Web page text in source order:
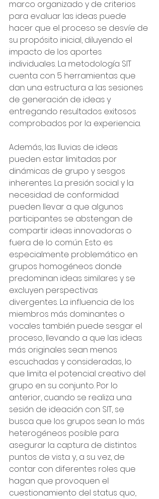
marco organizado y de criterios
para evaluar las ideas puede
hacer que el proceso se desvíe de
su propósito inicial, diluyendo el
impacto de los aportes
individuales. La metodología SIT
cuenta con 5 herramientas que
dan una estructura a las sesiones
de generación de ideas y
entregando resultados exitosos
comprobados por la experiencia.
Además, las lluvias de ideas
pueden estar limitadas por
dinámicas de grupo y sesgos
inherentes. La presión social y la
necesidad de conformidad
pueden llevar a que algunos
participantes se abstengan de
compartir ideas innovadoras o
fuera de lo común. Esto es
especialmente problemático en
grupos homogéneos donde
predominan ideas similares y se
excluyen perspectivas
divergentes. La influencia de los
miembros más dominantes o
vocales también puede sesgar el
proceso, llevando a que las ideas
más originales sean menos
escuchadas y consideradas, lo
que limita el potencial creativo del
grupo en su conjunto. Por lo
anterior, cuando se realiza una
sesión de ideación con SIT, se
busca que los grupos sean lo más
heterogéneos posible para
asegurar la captura de distintos
puntos de vista y, a su vez, de
contar con diferentes roles que
hagan que provoquen el
cuestionamiento del status quo,